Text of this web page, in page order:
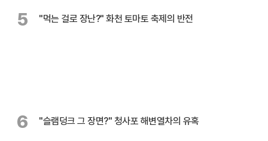
5 "먹는 걸로 장난?" 화천 토마토 축제의 반전
6 "슬램덩크 그 장면?" 청사포 해변열차의 유혹